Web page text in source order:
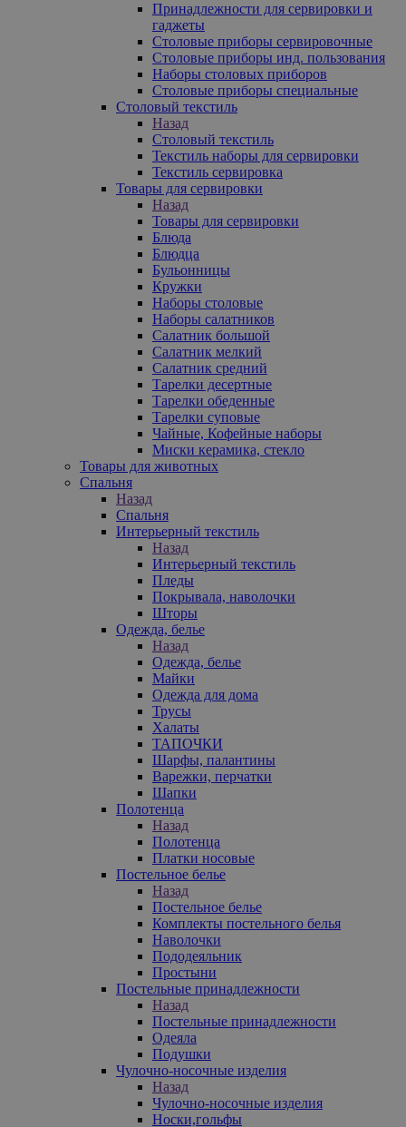
Принадлежности для сервировки и
гаджеты
Столовые приборы сервировочные
Столовые приборы инд. пользования
Наборы столовых приборов
Столовые приборы специальные
Столовый текстиль
Назад
Столовый текстиль
Текстиль наборы для сервировки
Текстиль сервировка
Товары для сервировки
Назад
Товары для сервировки
Блюда
Блюдца
Бульонницы
Кружки
Наборы столовые
Наборы салатников
Салатник большой
Салатник мелкий
Салатник средний
Тарелки десертные
Тарелки обеденные
Тарелки суповые
Чайные, Кофейные наборы
Миски керамика, стекло
Товары для животных
Спальня
Назад
Спальня
Интерьерный текстиль
Назад
Интерьерный текстиль
Пледы
Покрывала, наволочки
Шторы
Одежда, белье
Назад
Одежда, белье
Майки
Одежда для дома
Трусы
Халаты
ТАПОЧКИ
Шарфы, палантины
Варежки, перчатки
Шапки
Полотенца
Назад
Полотенца
Платки носовые
Постельное белье
Назад
Постельное белье
Комплекты постельного белья
Наволочки
Пододеяльник
Простыни
Постельные принадлежности
Назад
Постельные принадлежности
Одеяла
Подушки
Чулочно-носочные изделия
Назад
Чулочно-носочные изделия
Носки,гольфы